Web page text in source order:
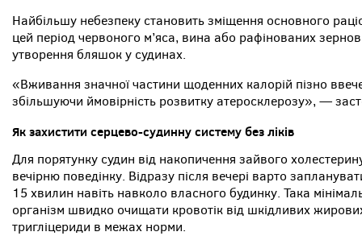
Найбільшу небезпеку становить зміщення основного
цей період червоного м’яса, вина або рафінованих
утворення бляшок у судинах.
«Вживання значної частини щоденних калорій пізно
збільшуючи ймовірність розвитку атеросклерозу», —
Як захистити серцево-судинну систему без ліків
Для порятунку судин від накопичення зайвого
вечірню поведінку. Відразу після вечері варто
15 хвилин навіть навколо власного будинку. Така
організм швидко очищати кровотік від шкідливих
тригліцериди в межах норми.